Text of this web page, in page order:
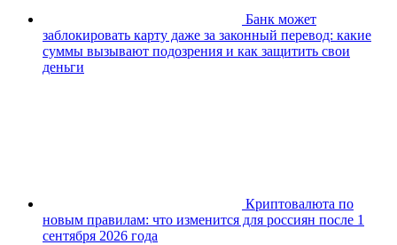
Банк может
заблокировать карту даже за законный перевод: какие
суммы вызывают подозрения и как защитить свои
деньги
Криптовалюта по
новым правилам: что изменится для россиян после 1
сентября 2026 года